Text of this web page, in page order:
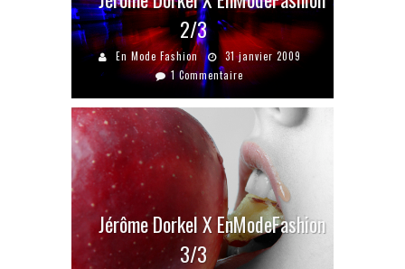
2/3
En Mode Fashion
31 janvier 2009
1 Commentaire
Jérôme Dorkel X EnModeFashion
3/3